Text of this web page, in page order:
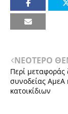
ΝΕΟΤΕΡΟ
Περί
συνοδείας ΑμεΑ
κατοικίδιων